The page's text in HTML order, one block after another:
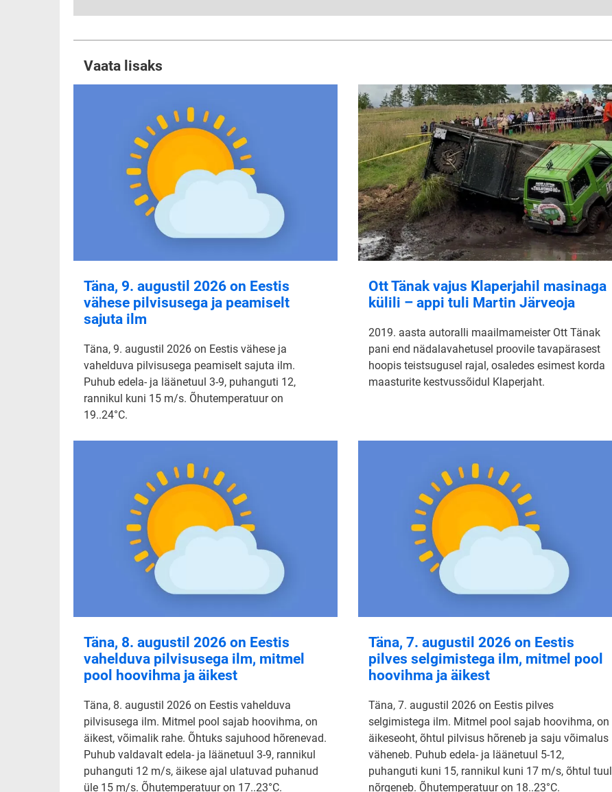
Vaata lisaks
Täna, 9. augustil 2026 on Eestis
vähese pilvisusega ja peamiselt
sajuta ilm
Täna, 9. augustil 2026 on Eestis vähese ja
vahelduva pilvisusega peamiselt sajuta ilm.
Puhub edela- ja läänetuul 3-9, puhanguti 12,
rannikul kuni 15 m/s. Õhutemperatuur on
19..24°C.
Ott Tänak vajus Klaperjahil masinaga
külili – appi tuli Martin Järveoja
2019. aasta autoralli maailmameister Ott Tänak
pani end nädalavahetusel proovile tavapärasest
hoopis teistsugusel rajal, osaledes esimest korda
maasturite kestvussõidul Klaperjaht.
Täna, 8. augustil 2026 on Eestis
vahelduva pilvisusega ilm, mitmel
pool hoovihma ja äikest
Täna, 8. augustil 2026 on Eestis vahelduva
pilvisusega ilm. Mitmel pool sajab hoovihma, on
äikest, võimalik rahe. Õhtuks sajuhood hõrenevad.
Puhub valdavalt edela- ja läänetuul 3-9, rannikul
puhanguti 12 m/s, äikese ajal ulatuvad puhanud
üle 15 m/s. Õhutemperatuur on 17..23°C.
Täna, 7. augustil 2026 on Eestis
pilves selgimistega ilm, mitmel pool
hoovihma ja äikest
Täna, 7. augustil 2026 on Eestis pilves
selgimistega ilm. Mitmel pool sajab hoovihma, on
äikeseoht, õhtul pilvisus hõreneb ja saju võimalus
väheneb. Puhub edela- ja läänetuul 5-12,
puhanguti kuni 15, rannikul kuni 17 m/s, õhtul tuul
nõrgeneb. Õhutemperatuur on 18..23°C.